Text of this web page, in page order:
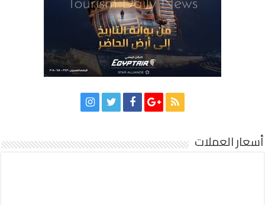
أسعار العملات